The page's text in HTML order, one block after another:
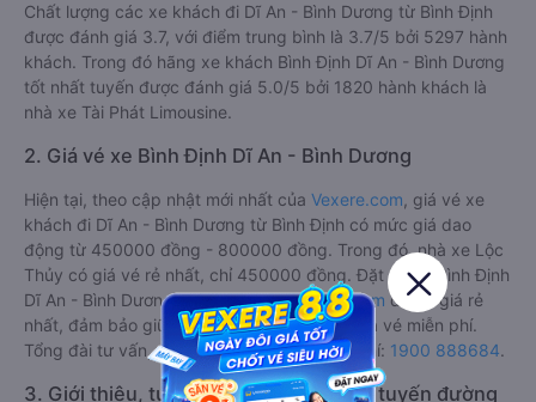
Chất lượng các xe khách đi Dĩ An - Bình Dương từ Bình Định
được đánh giá 3.7, với điểm trung bình là 3.7/5 bởi 5297 hành
khách. Trong đó hãng xe khách Bình Định Dĩ An - Bình Dương
tốt nhất tuyến được đánh giá 5.0/5 bởi 1820 hành khách là
nhà xe Tài Phát Limousine.
2. Giá vé xe Bình Định Dĩ An - Bình Dương
Hiện tại, theo cập nhật mới nhất của Vexere.com , giá vé xe
khách đi Dĩ An - Bình Dương từ Bình Định có mức giá dao
động từ 450000 đồng - 800000 đồng. Trong đó, nhà xe Lộc
Thủy có giá vé rẻ nhất, chỉ 450000 đồng. Đặt vé xe Bình Định
Dĩ An - Bình Dương chính hãng tạiVexere.com để có giá rẻ
nhất, đảm bảo giữ chỗ 100% và hỗ trợ đổi trả vé miễn phí.
Tổng đài tư vấn, đặt vé và đổi trả vé miễn phí: 1900 888684.
3. Giới thiệu, tư vấn các dòng xe chạy tuyến đường